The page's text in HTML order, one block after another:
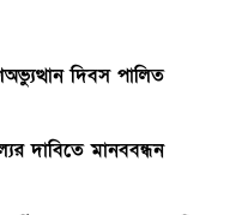
দিবস পালিত
দাবিতে মানববন্ধন